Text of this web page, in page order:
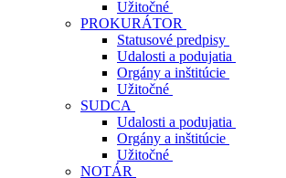
Užitočné
PROKURÁTOR
Statusové predpisy
Udalosti a podujatia
Orgány a inštitúcie
Užitočné
SUDCA
Udalosti a podujatia
Orgány a inštitúcie
Užitočné
NOTÁR